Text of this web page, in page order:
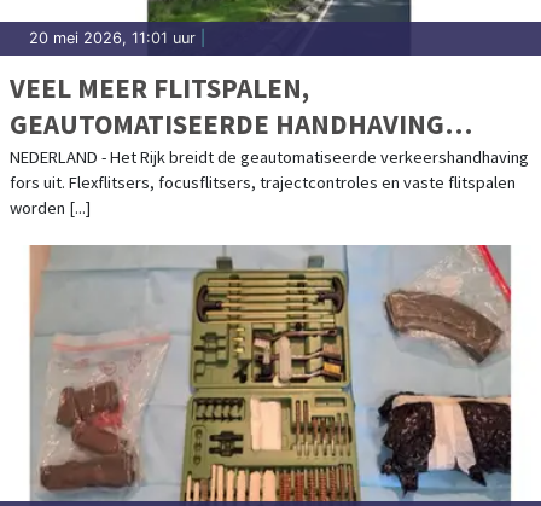
20 mei 2026, 11:01 uur
VEEL MEER FLITSPALEN,
GEAUTOMATISEERDE HANDHAVING
VERDUBBELT
NEDERLAND - Het Rijk breidt de geautomatiseerde verkeershandhaving
fors uit. Flexflitsers, focusflitsers, trajectcontroles en vaste flitspalen
worden [...]